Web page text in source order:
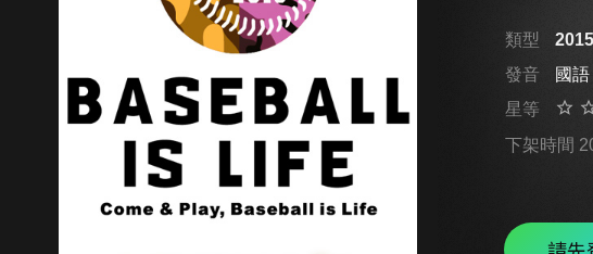
類型
發音
國語
星等
下架時間